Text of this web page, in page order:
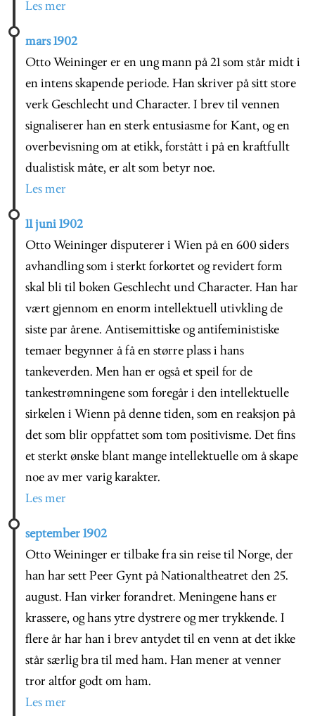
Les mer
mars 1902
Otto Weininger er en ung mann på 21 som står midt i
en intens skapende periode. Han skriver på sitt store
verk Geschlecht und Character. I brev til vennen
signaliserer han en sterk entusiasme for Kant, og en
overbevisning om at etikk, forstått i på en kraftfullt
dualistisk måte, er alt som betyr noe.
Les mer
11 juni 1902
Otto Weininger disputerer i Wien på en 600 siders
avhandling som i sterkt forkortet og revidert form
skal bli til boken Geschlecht und Character. Han har
vært gjennom en enorm intellektuell utivkling de
siste par årene. Antisemittiske og antifeministiske
temaer begynner å få en større plass i hans
tankeverden. Men han er også et speil for de
tankestrømningene som foregår i den intellektuelle
sirkelen i Wienn på denne tiden, som en reaksjon på
det som blir oppfattet som tom positivisme. Det fins
et sterkt ønske blant mange intellektuelle om å skape
noe av mer varig karakter.
Les mer
september 1902
Otto Weininger er tilbake fra sin reise til Norge, der
han har sett Peer Gynt på Nationaltheatret den 25.
august. Han virker forandret. Meningene hans er
krassere, og hans ytre dystrere og mer trykkende. I
flere år har han i brev antydet til en venn at det ikke
står særlig bra til med ham. Han mener at venner
tror altfor godt om ham.
Les mer